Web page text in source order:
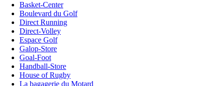
Basket-Center
Boulevard du Golf
Direct Running
Direct-Volley
Espace Golf
Galop-Store
Goal-Foot
Handball-Store
House of Rugby
La bagagerie du Motard